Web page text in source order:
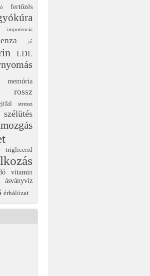
fertőzés
impotencia
jó
LDL
memória
rossz
stressz
szélütés
triglicerid
vitamin
ásványvíz
érhálózat